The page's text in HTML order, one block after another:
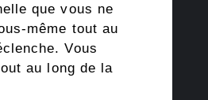
que vous ne
même tout au
Vous
au long de la